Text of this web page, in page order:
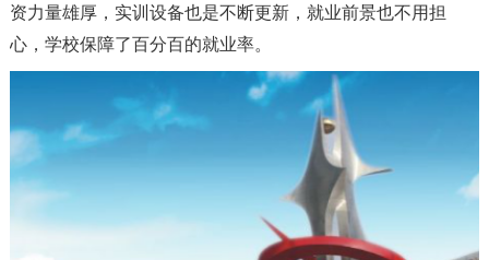
资力量雄厚，实训设备也是不断更新，就业前景也不用担
心，学校保障了百分百的就业率。